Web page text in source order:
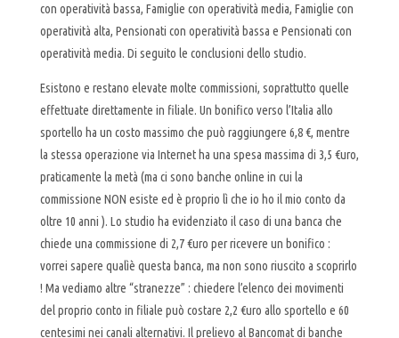
con operatività bassa, Famiglie con operatività media, Famiglie con
operatività alta, Pensionati con operatività bassa e Pensionati con
operatività media. Di seguito le conclusioni dello studio.
Esistono e restano elevate molte commissioni, soprattutto quelle
effettuate direttamente in filiale. Un bonifico verso l’Italia allo
sportello ha un costo massimo che può raggiungere 6,8 €, mentre
la stessa operazione via Internet ha una spesa massima di 3,5 €uro,
praticamente la metà (ma ci sono banche online in cui la
commissione NON esiste ed è proprio lì che io ho il mio conto da
oltre 10 anni ). Lo studio ha evidenziato il caso di una banca che
chiede una commissione di 2,7 €uro per ricevere un bonifico :
vorrei sapere qualìè questa banca, ma non sono riuscito a scoprirlo
! Ma vediamo altre “stranezze” : chiedere l’elenco dei movimenti
del proprio conto in filiale può costare 2,2 €uro allo sportello e 60
centesimi nei canali alternativi. Il prelievo al Bancomat di banche